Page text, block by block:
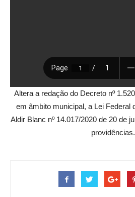
Altera a redação do Decreto nº
em âmbito municipal, a Lei Federal
Aldir Blanc nº 14.017/2020 de 20 de
providências.